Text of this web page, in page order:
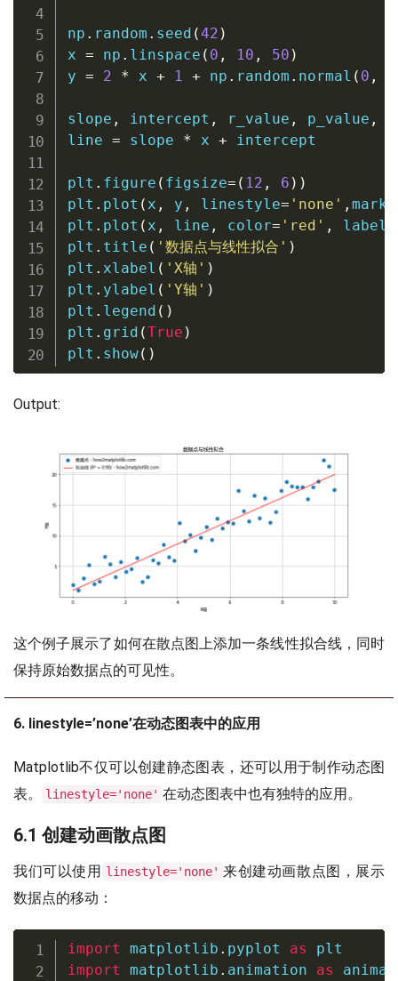
np . random . seed (42 )
x = np . linspace ( 0 , 10 , 50 )
y = 2 * x + 1 + np . random . normal ( 0 ,
slope , intercept , r_value , p_value ,
line = slope * x + intercept
plt . figure ( figsize= ( 12 , 6 ) )
plt . plot ( x , y , linestyle= 'none' ,
plt . plot ( x , line , color= 'red' , label
plt . title ( '数据点与线性拟合' )
plt . xlabel ( 'X轴' )
plt . ylabel ( 'Y轴' )
plt . legend ( )
plt . grid (True )
plt . show( )
Output:
这个例子展示了如何在散点图上添加一条线性拟合线，同时
保持原始数据点的可见性。
6. linestyle=’none’在动态图表中的应用
Matplotlib不仅可以创建静态图表，还可以用于制作动态图
表。
linestyle='none' 在动态图表中也有独特的应用。
6.1 创建动画散点图
我们可以使用 linestyle='none' 来创建动画散点图，展示
数据点的移动：
import matplotlib . pyplot as
import matplotlib . animation as